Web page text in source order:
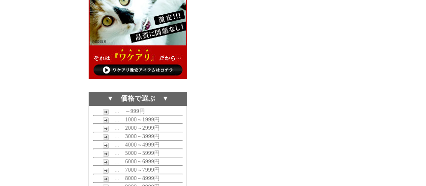
▼ 価格で選ぶ ▼
… ～999円
… 1000～1999円
… 2000～2999円
… 3000～3999円
… 4000～4999円
… 5000～5999円
… 6000～6999円
… 7000～7999円
… 8000～8999円